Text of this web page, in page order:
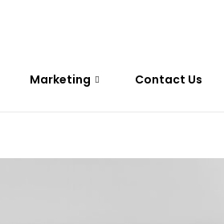
Marketing Contact Us